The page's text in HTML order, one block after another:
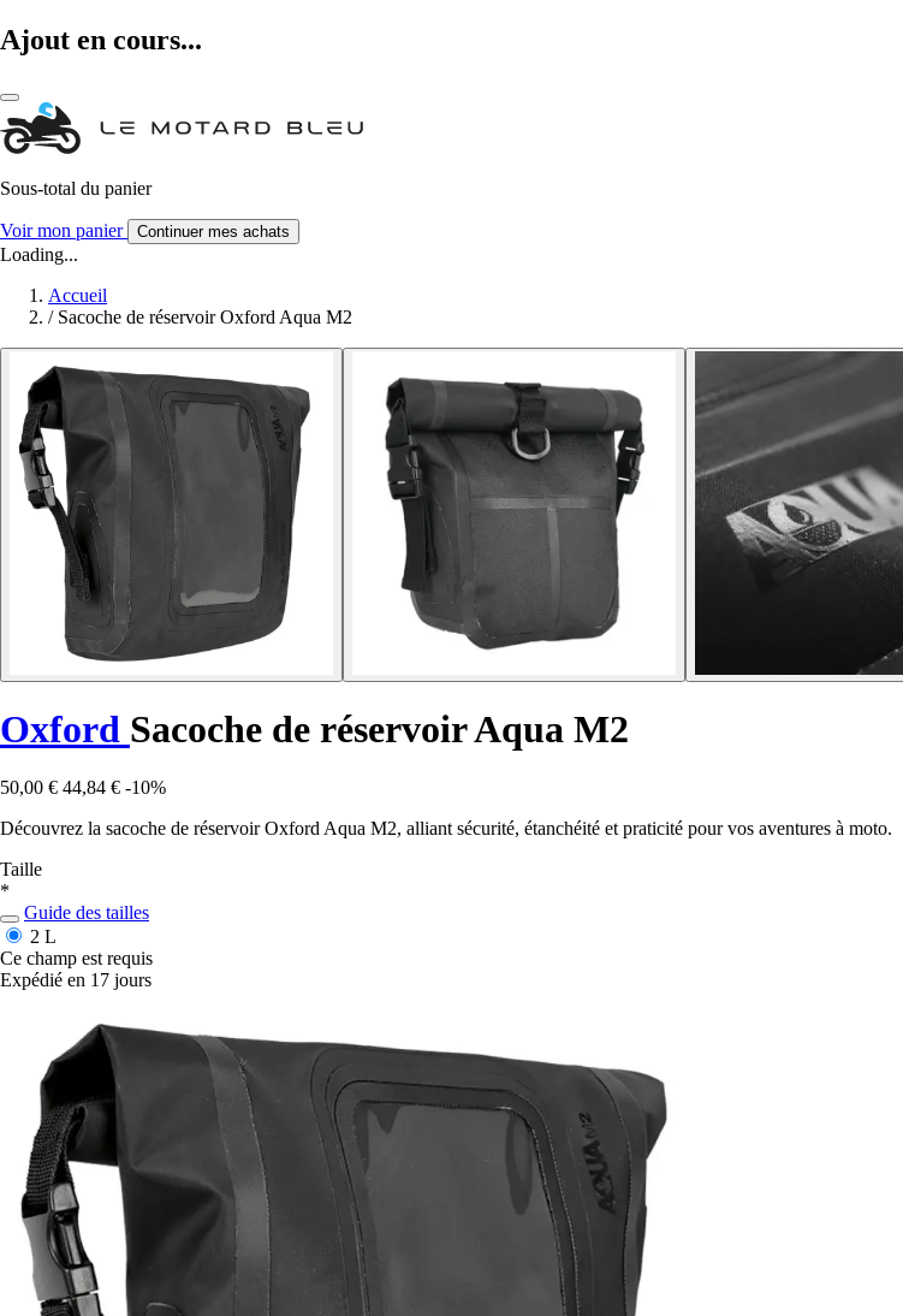
Ajout en cours...
Sous-total du panier
Voir mon panier Continuer mes achats
Loading...
Accueil
/ Sacoche de réservoir Oxford Aqua M2
Oxford Sacoche de réservoir Aqua M2
50,00 € 44,84 € -10%
Découvrez la sacoche de réservoir Oxford Aqua M2, alliant sécurité, étanchéité et praticité pour vos aventures à moto.
Taille
*
Guide des tailles
2 L
Ce champ est requis
Expédié en 17 jours